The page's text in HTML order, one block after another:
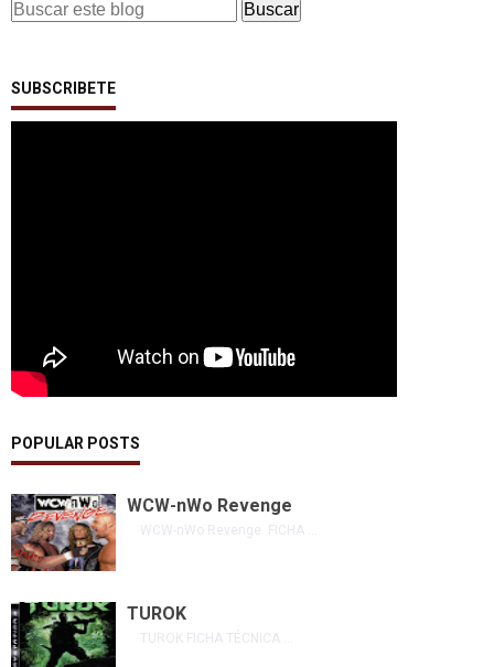
SUBSCRIBETE
POPULAR POSTS
WCW-nWo Revenge
WCW-nWo Revenge FICHA ...
TUROK
TUROK FICHA TÉCNICA ...